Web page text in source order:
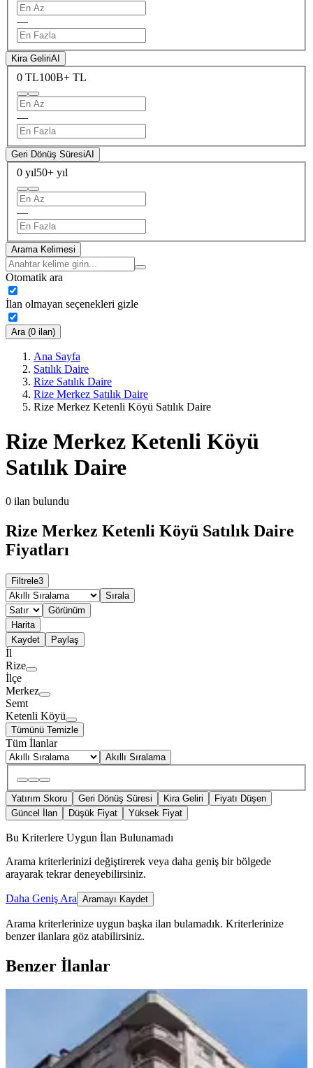
—
Kira GeliriAI
0 TL100B+ TL
—
Geri Dönüş SüresiAI
0 yıl50+ yıl
—
Arama Kelimesi
Otomatik ara
İlan olmayan seçenekleri gizle
Ara (0 ilan)
Ana Sayfa
Satılık Daire
Rize Satılık Daire
Rize Merkez Satılık Daire
Rize Merkez Ketenli Köyü Satılık Daire
Rize Merkez Ketenli Köyü
Satılık Daire
0 ilan bulundu
Rize Merkez Ketenli Köyü Satılık Daire
Fiyatları
Filtrele3
Sırala
Görünüm
Harita
Kaydet
Paylaş
İl
Rize
İlçe
Merkez
Semt
Ketenli Köyü
Tümünü Temizle
Tüm İlanlar
Akıllı Sıralama
Yatırım Skoru Geri Dönüş Süresi Kira Geliri
Fiyatı Düşen
Güncel İlan
Düşük Fiyat Yüksek Fiyat
Bu Kriterlere Uygun İlan Bulunamadı
Arama kriterlerinizi değiştirerek veya daha geniş bir bölgede
arayarak tekrar deneyebilirsiniz.
Daha Geniş Ara Aramayı Kaydet
Arama kriterlerinize uygun başka ilan bulamadık. Kriterlerinize
benzer ilanlara göz atabilirsiniz.
Benzer İlanlar
Turan Emlaktan Emniyet Müdürlüğü
Yanında 3.kat-165.m²-3+1-daire
Satılık